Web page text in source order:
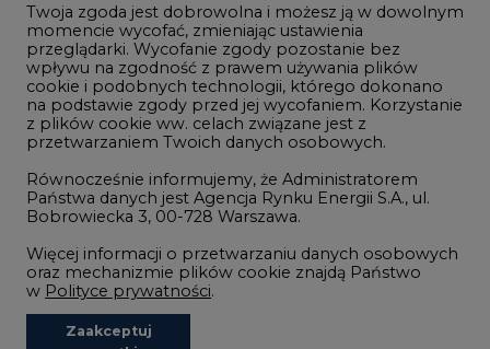
Atom
Fotowoltaika
Offshore wind
Zielone samorządy
Zielona gospodarka
Twoja zgoda jest dobrowolna i możesz ją w dowolnym
momencie wycofać, zmieniając ustawienia
przeglądarki. Wycofanie zgody pozostanie bez
wpływu na zgodność z prawem używania plików
cookie i podobnych technologii, którego dokonano
na podstawie zgody przed jej wycofaniem. Korzystanie
z plików cookie ww. celach związane jest z
przetwarzaniem Twoich danych osobowych.
Równocześnie informujemy, że Administratorem
Państwa danych jest Agencja Rynku Energii S.A., ul.
Bobrowiecka 3, 00-728 Warszawa.
Więcej informacji o przetwarzaniu danych osobowych
oraz mechanizmie plików cookie znajdą Państwo
w Polityce prywatności.
Zaakceptuj